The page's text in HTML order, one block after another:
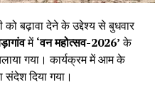
को बढ़ावा देने के उद्देश्य से बुधवार
में‘वन महोत्सव-2026’के
गया। कार्यक्रम में आम के
दिया गया।